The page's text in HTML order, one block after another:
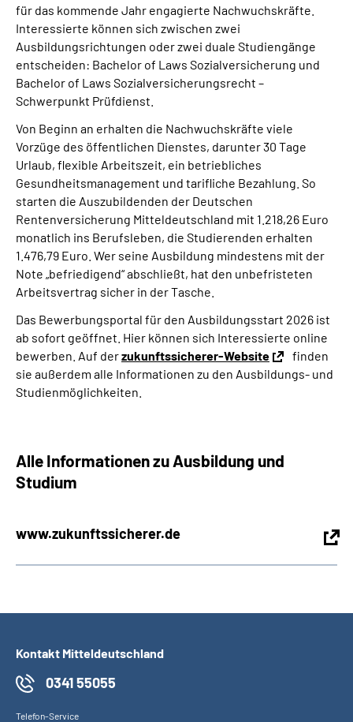
für das kommende Jahr engagierte Nachwuchskräfte.
Interessierte können sich zwischen zwei
Ausbildungsrichtungen oder zwei duale Studiengänge
entscheiden: Bachelor of Laws Sozialversicherung und
Bachelor of Laws Sozialversicherungsrecht –
Schwerpunkt Prüfdienst.
Von Beginn an erhalten die Nachwuchskräfte viele
Vorzüge des öffentlichen Dienstes, darunter 30 Tage
Urlaub, flexible Arbeitszeit, ein betriebliches
Gesundheitsmanagement und tarifliche Bezahlung. So
starten die Auszubildenden der Deutschen
Rentenversicherung Mitteldeutschland mit 1.218,26 Euro
monatlich ins Berufsleben, die Studierenden erhalten
1.476,79 Euro. Wer seine Ausbildung mindestens mit der
Note „befriedigend“ abschließt, hat den unbefristeten
Arbeitsvertrag sicher in der Tasche.
Das Bewerbungsportal für den Ausbildungsstart 2026 ist
ab sofort geöffnet. Hier können sich Interessierte online
bewerben . Auf derzukunftssicherer-Website
finden
sie außerdem alle Informationen zu den Ausbildungs- und
Studienmöglichkeiten.
Alle Informationen zu Ausbildung und
Studium
www.zukunftssicherer.de
Kontakt Mitteldeutschland
0341 55055
Telefon-Service